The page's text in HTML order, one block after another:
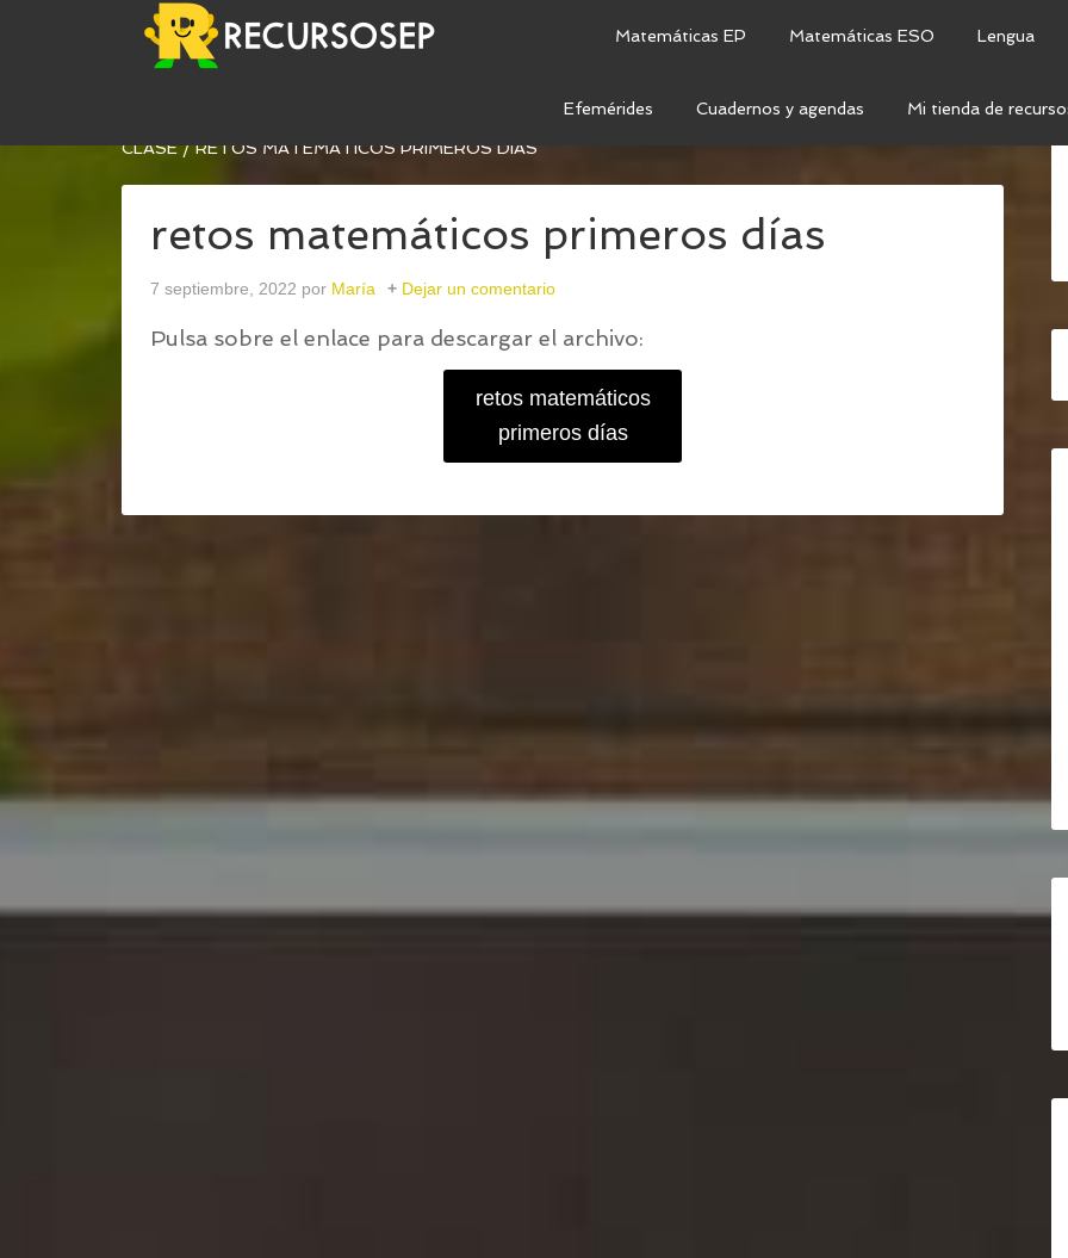
Matemáticas EP Matemáticas ESO Lengua
Efemérides Cuadernos y agendas Mi tienda de
NUEVA ENTREGA DE RETOS MATEMÁTICOS PARA LOS PRIMEROS DÍAS DE
CLASE /RETOS MATEMÁTICOS PRIMEROS DÍAS
retos matemáticos primeros días
7 septiembre, 2022 por María Dejar un comentario
Pulsa sobre el enlace para descargar el archivo:
retos matemáticos
primeros días